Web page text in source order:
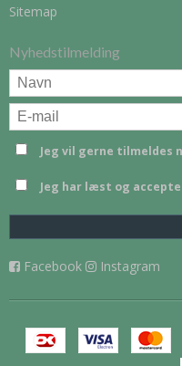
Sitemap
Nyhedstilmelding
Jeg vil gerne tilmeldes
Jeg har læst og
Facebook Instagram